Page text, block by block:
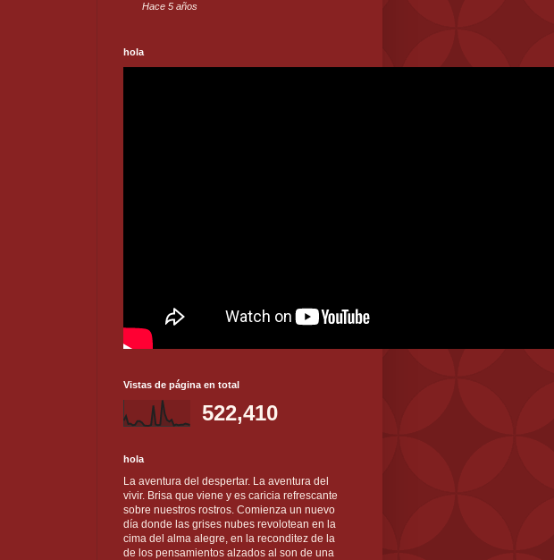
Hace 5 años
hola
Vistas de página en total
522,410
hola
La aventura del despertar. La aventura del
vivir. Brisa que viene y es caricia refrescante
sobre nuestros rostros. Comienza un nuevo
día donde las grises nubes revolotean en la
cima del alma alegre, en la reconditez de la
de los pensamientos alzados al son de una